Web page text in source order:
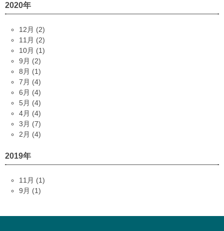
2020年
12月 (2)
11月 (2)
10月 (1)
9月 (2)
8月 (1)
7月 (4)
6月 (4)
5月 (4)
4月 (4)
3月 (7)
2月 (4)
2019年
11月 (1)
9月 (1)